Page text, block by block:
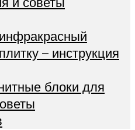
– инструкция
блоки для